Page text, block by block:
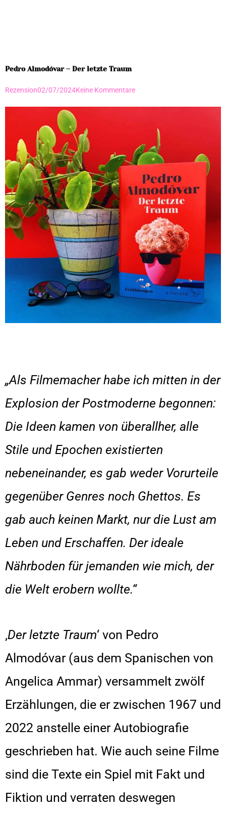
Pedro Almodóvar – Der letzte Traum
Rezension02/07/2024Keine Kommentare
„Als Filmemacher habe ich mitten in der
Explosion der Postmoderne begonnen:
Die Ideen kamen von überallher, alle
Stile und Epochen existierten
nebeneinander, es gab weder Vorurteile
gegenüber Genres noch Ghettos. Es
gab auch keinen Markt, nur die Lust am
Leben und Erschaffen. Der ideale
Nährboden für jemanden wie mich, der
die Welt erobern wollte.“
‚Der letzte Traum‘ von Pedro
Almodóvar (aus dem Spanischen von
Angelica Ammar) versammelt zwölf
Erzählungen, die er zwischen 1967 und
2022 anstelle einer Autobiografie
geschrieben hat. Wie auch seine Filme
sind die Texte ein Spiel mit Fakt und
Fiktion und verraten deswegen